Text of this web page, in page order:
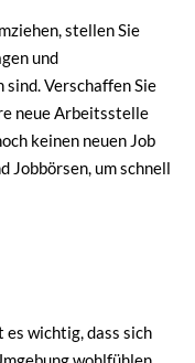
stellen Sie
und
Verschaffen Sie
neue Arbeitsstelle
keinen neuen Job
Jobbörsen, um schnell
es wichtig, dass sich